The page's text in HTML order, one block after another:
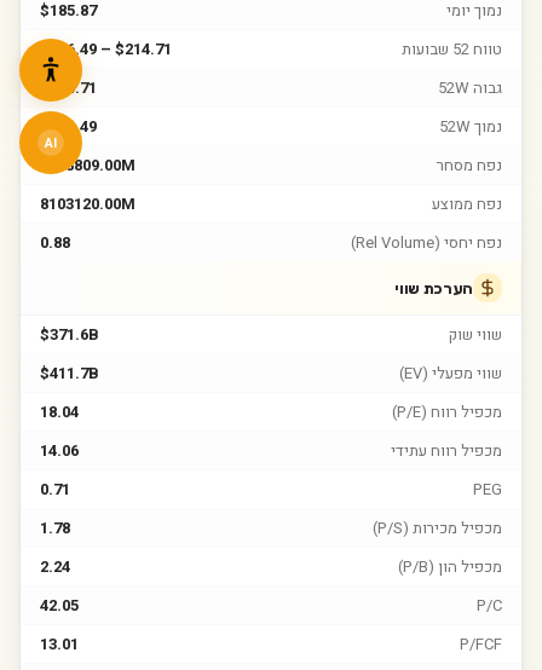
נמוך יומי
$185.87
טווח 52 שבועות
$146.49 – $214.71
גבוה 52W
$214.71
נמוך 52W
$146.49
נפח מסחר
7098809.00M
נפח ממוצע
8103120.00M
נפח יחסי (Rel Volume)
0.88
הערכת שווי
שווי שוק
$371.6B
שווי מפעלי (EV)
$411.7B
מכפיל רווח (P/E)
18.04
מכפיל רווח עתידי
14.06
PEG
0.71
מכפיל מכירות (P/S)
1.78
מכפיל הון (P/B)
2.24
P/C
42.05
P/FCF
13.01
AI